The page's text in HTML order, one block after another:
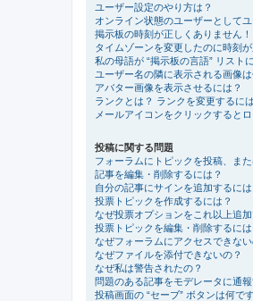
ユーザー設定のやり方は？
オンライン状態のユーザーとして
掲示板の時刻が正しくありません！
タイムゾーンを変更したのに時刻
私の母語が “掲示板の言語” リスト
ユーザー名の隣に表示される画像は
アバター画像を表示させるには？
ランクとは？ ランクを変更するに
メールアイコンをクリックすると
投稿に関する問題
フォーラムにトピックを投稿、ま
記事を編集・削除するには？
自分の記事にサインを追加するには
投票トピックを作成するには？
なぜ投票オプションをこれ以上追加
投票トピックを編集・削除するには
なぜフォーラムにアクセスできない
なぜファイルを添付できないの？
なぜ私は警告されたの？
問題のある記事をモデレータに通報
投稿画面の “セーブ” ボタンは何で